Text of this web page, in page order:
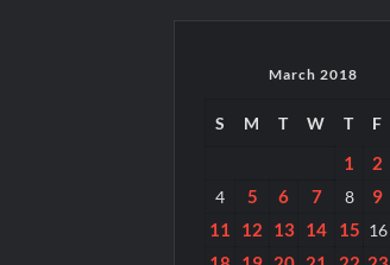
March 2018
S M T W T F
1 2
4
5 6 7 8 9
11
12 13 14 15 16